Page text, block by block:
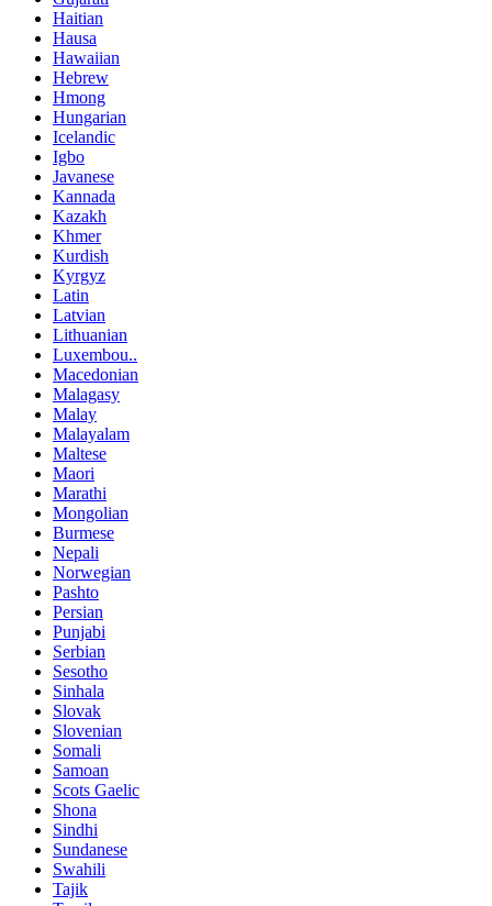
Haitian
Hausa
Hawaiian
Hebrew
Hmong
Hungarian
Icelandic
Igbo
Javanese
Kannada
Kazakh
Khmer
Kurdish
Kyrgyz
Latin
Latvian
Lithuanian
Luxembou..
Macedonian
Malagasy
Malay
Malayalam
Maltese
Maori
Marathi
Mongolian
Burmese
Nepali
Norwegian
Pashto
Persian
Punjabi
Serbian
Sesotho
Sinhala
Slovak
Slovenian
Somali
Samoan
Scots Gaelic
Shona
Sindhi
Sundanese
Swahili
Tajik